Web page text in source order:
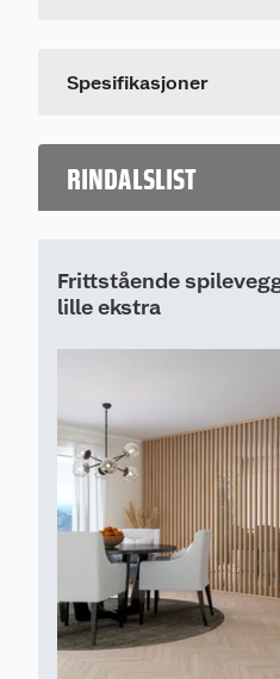
Spesifikasjoner
RINDALSLIST
Frittstående
lille ekstra